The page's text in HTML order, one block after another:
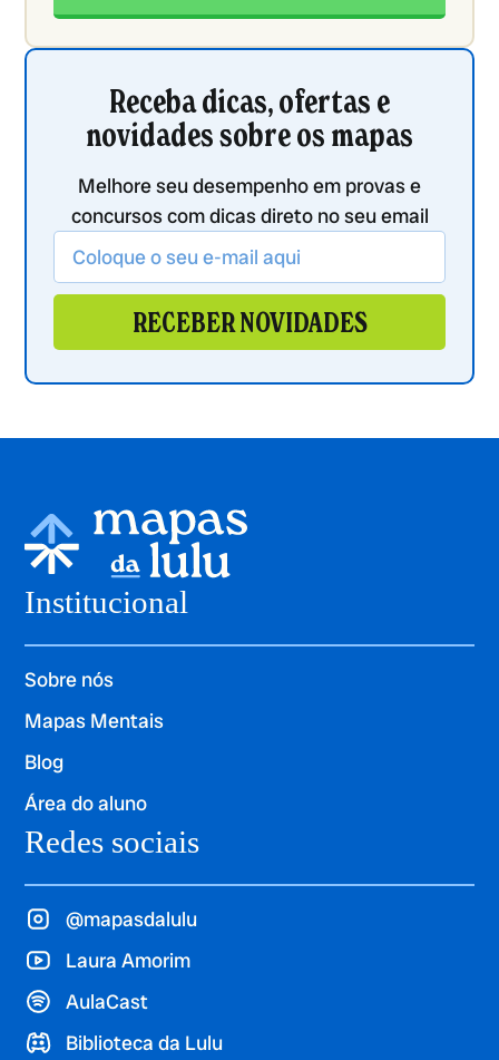
Receba dicas, ofertas e
novidades sobre os mapas
Melhore seu desempenho em provas e
concursos com dicas direto no seu email
RECEBER NOVIDADES
Institucional
Sobre nós
Mapas Mentais
Blog
Área do aluno
Redes sociais
@mapasdalulu
Laura Amorim
AulaCast
Biblioteca da Lulu